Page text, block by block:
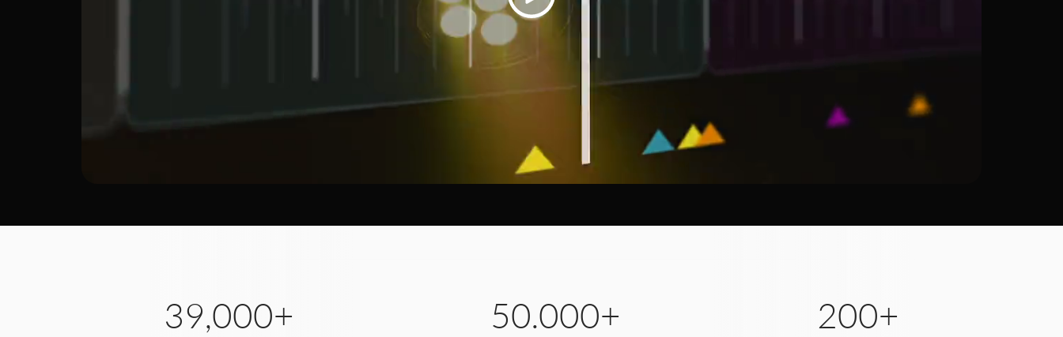
39,000+ 50.000+ 200+